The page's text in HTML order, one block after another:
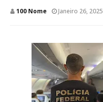
100 Nome Janeiro 26, 2025